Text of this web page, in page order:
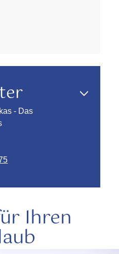
- Das
Ihren